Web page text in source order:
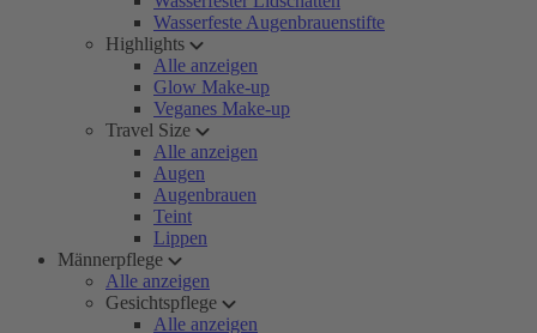
Wasserfeste Augenbrauenstifte
Highlights
Alle anzeigen
Glow Make-up
Veganes Make-up
Travel Size
Alle anzeigen
Augen
Augenbrauen
Teint
Lippen
Männerpflege
Alle anzeigen
Gesichtspflege
Alle anzeigen